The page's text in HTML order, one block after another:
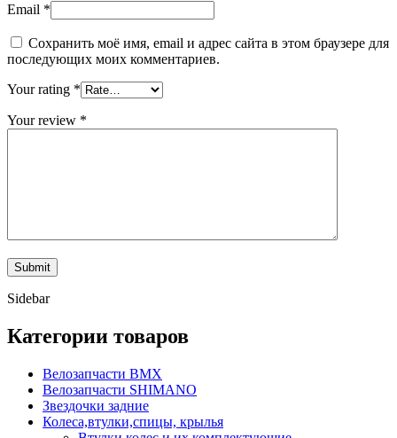
Email *
Сохранить моё имя, email и адрес сайта в этом браузере для
последующих моих комментариев.
Your rating *
Your review *
Sidebar
Категории товаров
Велозапчасти BMX
Велозапчасти SHIMANO
Звездочки задние
Колеса,втулки,спицы, крылья